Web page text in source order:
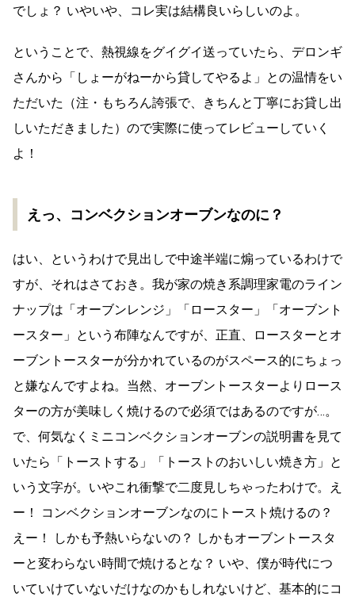
でしょ？ いやいや、コレ実は結構良いらしいのよ。
ということで、熱視線をグイグイ送っていたら、デロンギ
さんから「しょーがねーから貸してやるよ」との温情をい
ただいた（注・もちろん誇張で、きちんと丁寧にお貸し出
しいただきました）ので実際に使ってレビューしていく
よ！
えっ、コンベクションオーブンなのに？
はい、というわけで見出しで中途半端に煽っているわけで
すが、それはさておき。我が家の焼き系調理家電のライン
ナップは「オーブンレンジ」「ロースター」「オーブント
ースター」という布陣なんですが、正直、ロースターとオ
ーブントースターが分かれているのがスペース的にちょっ
と嫌なんですよね。当然、オーブントースターよりロース
ターの方が美味しく焼けるので必須ではあるのですが…。
で、何気なくミニコンベクションオーブンの説明書を見て
いたら「トーストする」「トーストのおいしい焼き方」と
いう文字が。いやこれ衝撃で二度見しちゃったわけで。え
ー！ コンベクションオーブンなのにトースト焼けるの？
えー！ しかも予熱いらないの？ しかもオーブントースタ
ーと変わらない時間で焼けるとな？ いや、僕が時代につ
いていけていないだけなのかもしれないけど、基本的にコ